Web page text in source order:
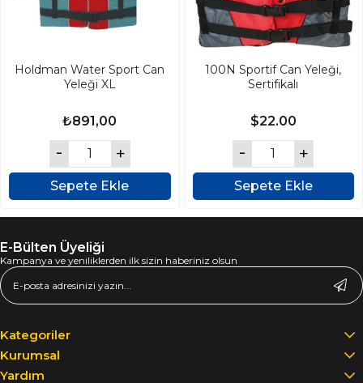
Holdman Water Sport Can
Yeleği XL
₺891,00
Sepete Ekle
100N Sportif Can Yeleği,
Sertifikalı
$22.00
Sepete Ekle
E-Bülten Üyeliği
Kampanya ve yeniliklerden ilk sizin haberiniz olsun
Kategoriler
Kurumsal
Yardım